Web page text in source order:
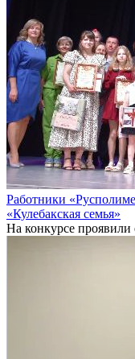
Работники
«Кулебакская семья»
На конкурсе проявили